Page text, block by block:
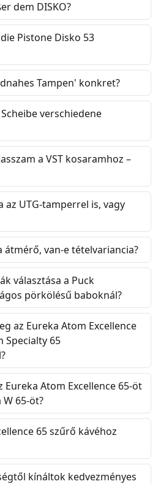
dem DISKO?
Pistone Disko 53
Tampen' konkret?
verschiedene
a VST kosaramhoz –
az UTG-tamperrel is, vagy
van-e tételvariancia?
választása a Puck
pörkölésű baboknál?
az Eureka Atom Excellence
Specialty 65
Eureka Atom Excellence 65-öt
65-öt?
65 szűrő kávéhoz
kínáltok kedvezményes